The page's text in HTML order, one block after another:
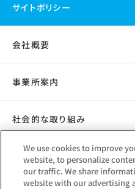
サイトポリシー
会社概要
事業所案内
社会的な取り組み
採用情報
We use cookies to improve
website, to personalize
our traffic. We share
website with our advertising